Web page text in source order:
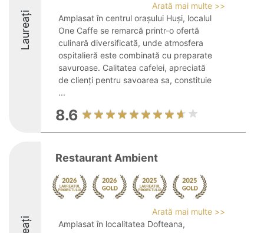
Laureați
Arată mai multe >>
Amplasat în centrul orașului Huși, localul
One Caffe se remarcă printr-o ofertă
culinară diversificată, unde atmosfera
ospitalieră este combinată cu preparate
savuroase. Calitatea cafelei, apreciată
de clienți pentru savoarea sa, constituie
...
8.6
Restaurant Ambient
Arată mai multe >>
Amplasat în localitatea Dofteana,